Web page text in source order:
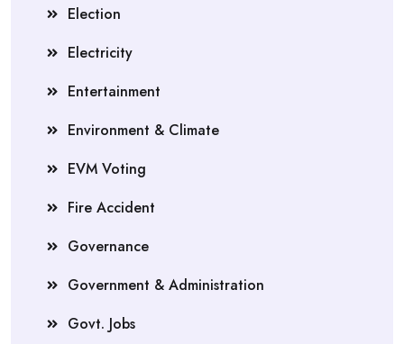
Election
Electricity
Entertainment
Environment & Climate
EVM Voting
Fire Accident
Governance
Government & Administration
Govt. Jobs